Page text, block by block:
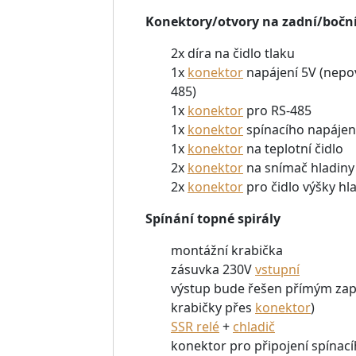
Konektory/otvory na zadní/
2x díra na čidlo tlaku
1x konektor napájení 5V
485)
1x konektor pro RS-485
1x konektorspínacího
1x konektor na teplotní čidlo
2x konektor na snímač hladiny
2x konektor pro čidlo výšky
Spínání topné spirály
montážní krabička
zásuvka 230Vvstupní
výstup bude řešen přímým
krabičky přes konektor)
SSR relé+ chladič
konektor pro připojení